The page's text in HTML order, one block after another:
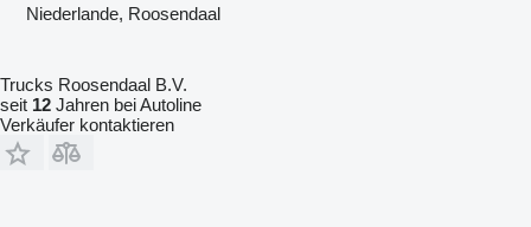
Niederlande, Roosendaal
Trucks Roosendaal B.V.
seit 12 Jahren bei Autoline
Verkäufer kontaktieren